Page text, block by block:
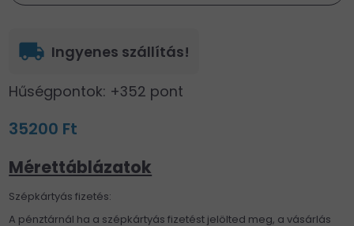
local_shipping Ingyenes szállítás!
Hűségpontok: +352 pont
35200 Ft
Mérettáblázatok
Szépkártyás fizetés:
A pénztárnál ha a szépkártyás fizetést jelölted meg, a vásárlás